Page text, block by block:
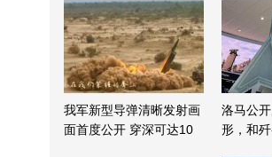
我军新型导弹清晰发射画
面首度公开 穿深可达10
洛马公
形，和